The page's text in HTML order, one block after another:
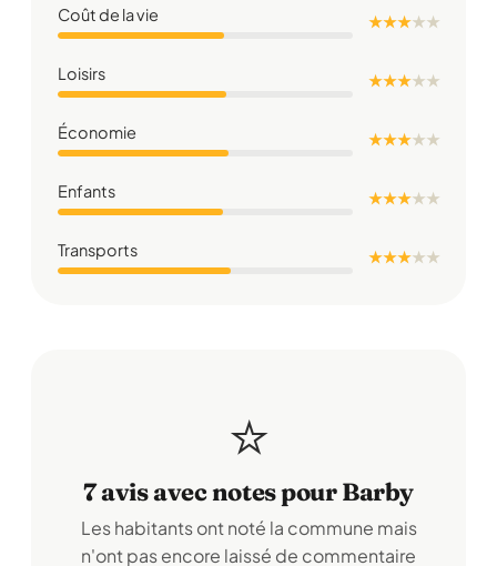
Coût de la vie ★ ★ ★★★
Loisirs ★ ★ ★★★
Économie ★ ★ ★★★
Enfants ★ ★ ★★★
Transports ★ ★ ★★★
⭐
7 avis avec notes pour Barby
Les habitants ont noté la commune mais
n'ont pas encore laissé de commentaire